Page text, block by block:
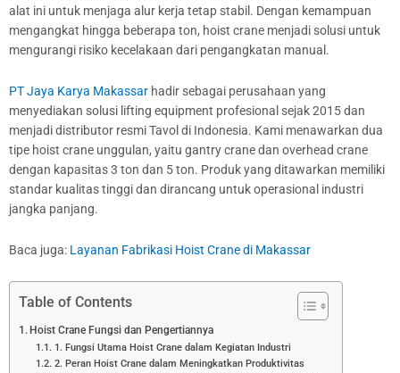
alat ini untuk menjaga alur kerja tetap stabil. Dengan kemampuan
mengangkat hingga beberapa ton, hoist crane menjadi solusi untuk
mengurangi risiko kecelakaan dari pengangkatan manual.
PT Jaya Karya Makassar hadir sebagai perusahaan yang
menyediakan solusi lifting equipment profesional sejak 2015 dan
menjadi distributor resmi Tavol di Indonesia. Kami menawarkan dua
tipe hoist crane unggulan, yaitu gantry crane dan overhead crane
dengan kapasitas 3 ton dan 5 ton. Produk yang ditawarkan memiliki
standar kualitas tinggi dan dirancang untuk operasional industri
jangka panjang.
Baca juga: Layanan Fabrikasi Hoist Crane di Makassar
Table of Contents
Hoist Crane Fungsi dan Pengertiannya
1. Fungsi Utama Hoist Crane dalam Kegiatan Industri
2. Peran Hoist Crane dalam Meningkatkan Produktivitas